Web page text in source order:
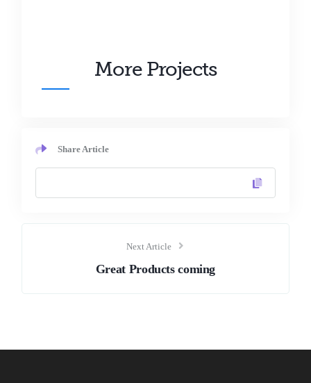
More Projects
Share Article
Next Article
Great Products coming